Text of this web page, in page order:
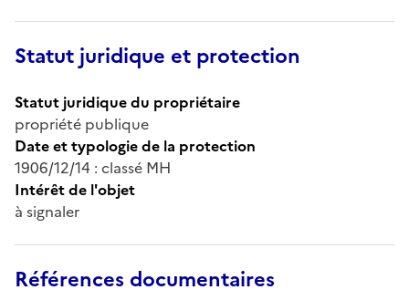
Statut juridique et protection
Statut juridique du propriétaire
propriété publique
Date et typologie de la protection
1906/12/14 : classé MH
Intérêt de l'objet
à signaler
Références documentaires